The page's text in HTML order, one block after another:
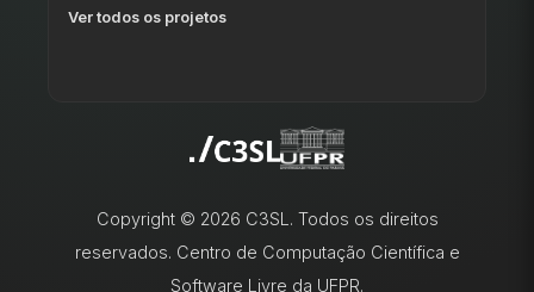
Ver todos os projetos
Copyright © 2026 C3SL. Todos os direitos
reservados. Centro de Computação Científica e
Software Livre da UFPR.